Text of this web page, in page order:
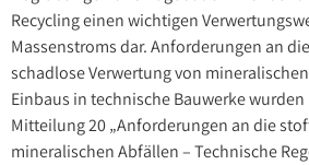
Recycling einen wichtigen
Massenstroms dar. Anforderungen an
schadlose Verwertung von
Einbaus in technische Bauwerke wurden
Mitteilung 20 „Anforderungen an die
mineralischen Abfällen – Technische